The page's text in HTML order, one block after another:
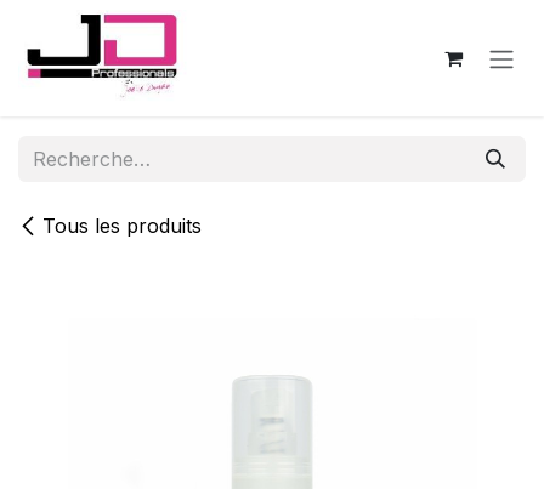
Se rendre au contenu
Tous les produits